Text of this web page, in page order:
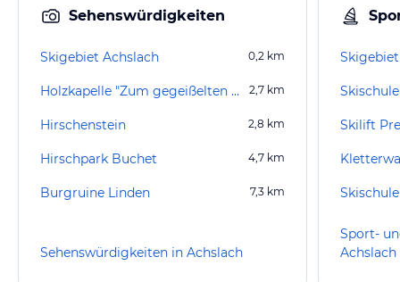
Sehenswürdigkeiten
Skigebiet Achslach 0,2 km
Holzkapelle "Zum gegeißelten Heiland" 2,7 km
Hirschenstein 2,8 km
Hirschpark Buchet 4,7 km
Burgruine Linden 7,3 km
Sehenswürdigkeiten in Achslach
Skilift
Sport-
Achslach